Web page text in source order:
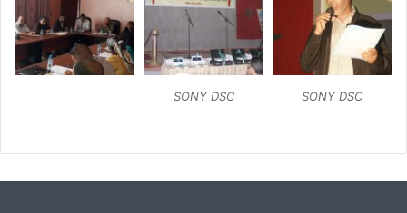
SONY DSC
SONY DSC